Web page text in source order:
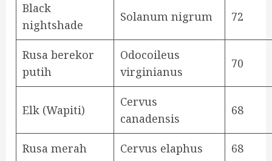
Black
nightshade
Solanum nigrum 72
Rusa berekor
putih
Odocoileus
virginianus
70
Elk (Wapiti)
Cervus
canadensis
68
Rusa merah Cervus elaphus 68